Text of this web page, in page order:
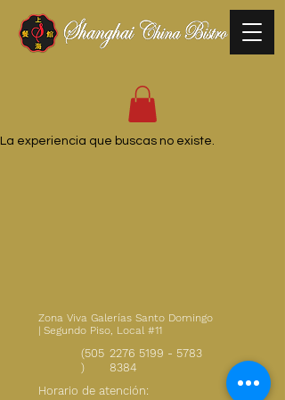
La experiencia que buscas no existe.
Zona Viva Galerías Santo Domingo
| Segundo Piso, Local #11
(505
)
2276 5199 - 5783
8384
Horario de atención: